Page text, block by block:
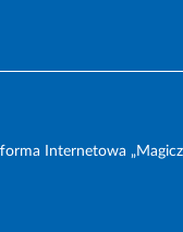
Internetowa